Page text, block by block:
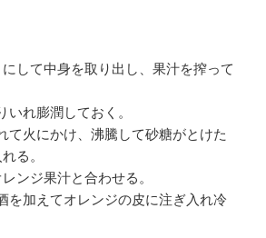
して中身を取り出し、果汁を搾って
いれ膨潤しておく。
て火にかけ、沸騰して砂糖がとけた
る。
ンジ果汁と合わせる。
を加えてオレンジの皮に注ぎ入れ冷